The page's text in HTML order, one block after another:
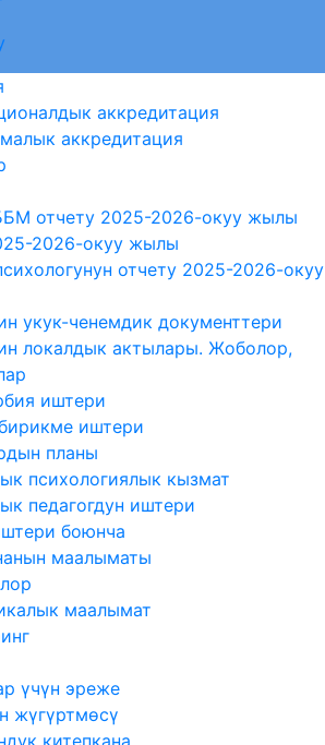
аккредитация
аккредитация
отчету 2025-2026-окуу жылы
2026-окуу жылы
отчету 2025-2026-окуу
укук-ченемдик документтери
локалдык актылары. Жоболор,
иштери
иштери
планы
психологиялык кызмат
педагогдун иштери
боюнча
маалыматы
маалымат
үчүн эреже
жүгүртмөсү
китепкана